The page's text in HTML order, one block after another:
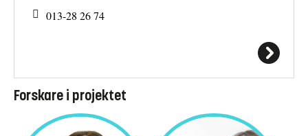
013-28 26 74
Forskare i projektet